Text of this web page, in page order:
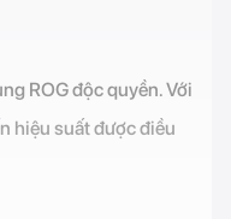
ROG độc quyền. Với
hiệu suất được điều